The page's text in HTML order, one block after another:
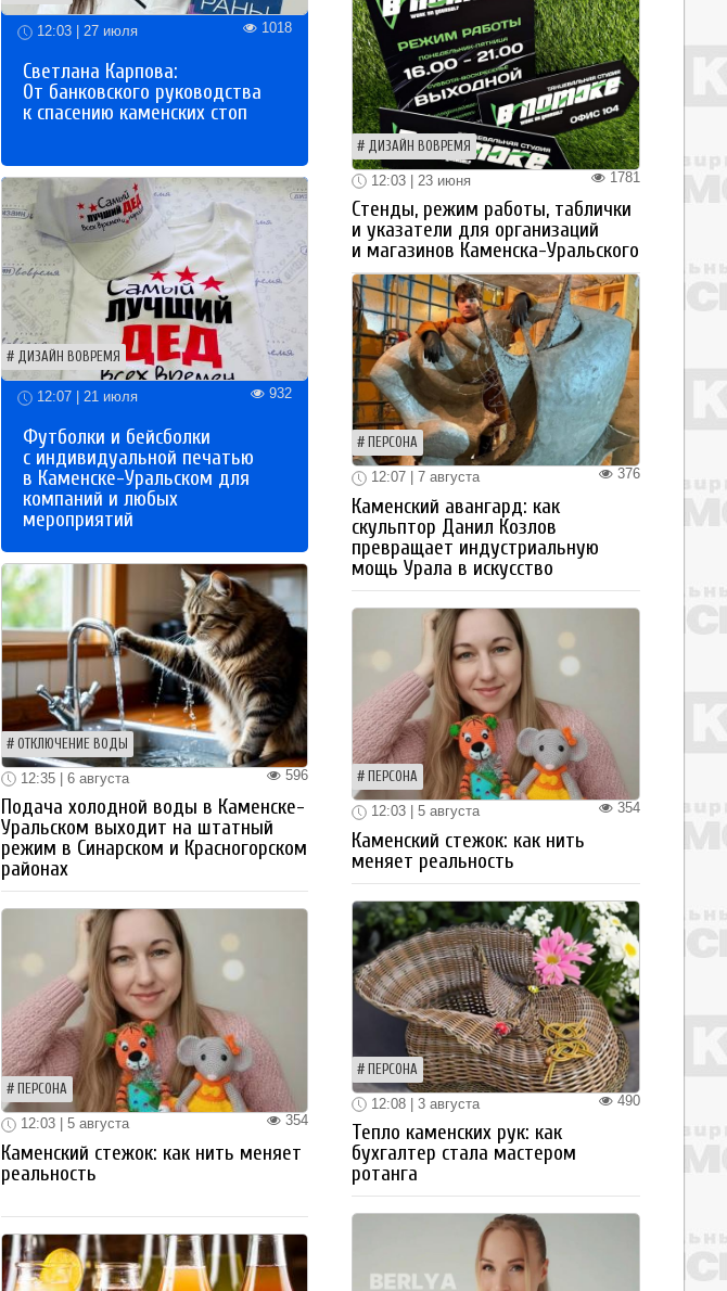
12:03 | 27 июля 1018
Светлана Карпова:
От банковского руководства
к спасению каменских стоп
ДИЗАЙН ВОВРЕМЯ
12:07 | 21 июля 932
Футболки и бейсболки
с индивидуальной печатью
в Каменске-Уральском для
компаний и любых
мероприятий
ОТКЛЮЧЕНИЕ ВОДЫ
596
12:35 | 6 августа
Подача холодной воды в Каменске-
Уральском выходит на штатный
режим в Синарском и Красногорском
районах
ПЕРСОНА
354
12:03 | 5 августа
Каменский стежок: как нить меняет
реальность
ДИЗАЙН ВОВРЕМЯ
1781
12:03 | 23 июня
Стенды, режим работы, таблички
и указатели для организаций
и магазинов Каменска-Уральского
ПЕРСОНА
376
12:07 | 7 августа
Каменский авангард: как
скульптор Данил Козлов
превращает индустриальную
мощь Урала в искусство
ПЕРСОНА
354
12:03 | 5 августа
Каменский стежок: как нить
меняет реальность
ПЕРСОНА
490
12:08 | 3 августа
Тепло каменских рук: как
бухгалтер стала мастером
ротанга